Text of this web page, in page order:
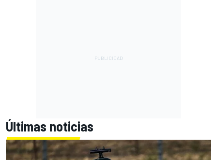
Últimas noticias